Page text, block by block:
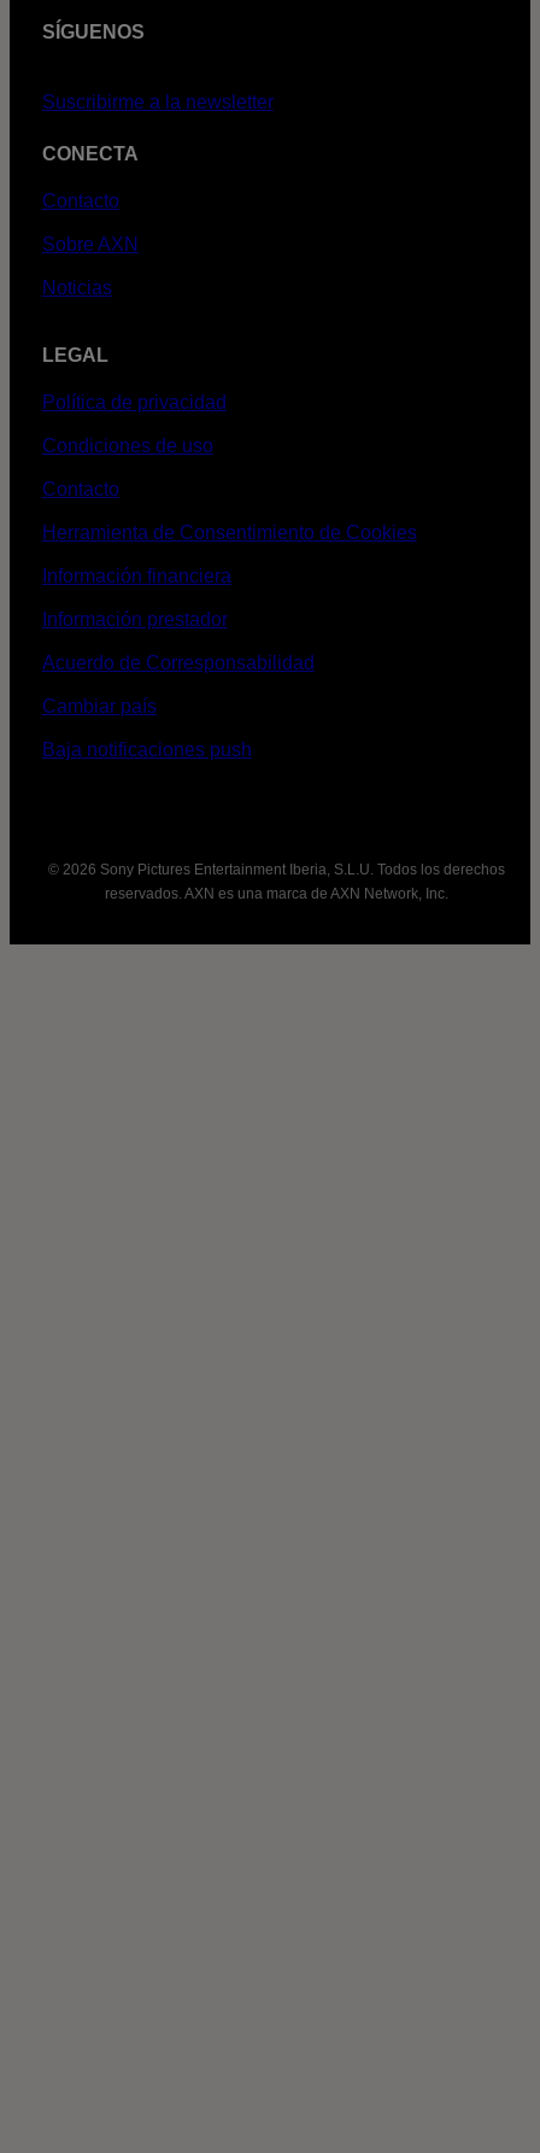
SÍGUENOS
Suscribirme a la newsletter
CONECTA
Contacto
Sobre AXN
Noticias
LEGAL
Política de privacidad
Condiciones de uso
Contacto
Herramienta de Consentimiento de Cookies
Información financiera
Información prestador
Acuerdo de Corresponsabilidad
Cambiar país
Baja notificaciones push
© 2026 Sony Pictures Entertainment Iberia, S.L.U. Todos los derechos
reservados. AXN es una marca de AXN Network, Inc.